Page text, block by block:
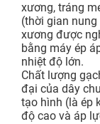
xương, tráng
(thời gian
xương được
bằng máy ép
nhiệt độ lớn.
Chất lượng
đại của dây
tạo hình (là ép
độ cao và áp